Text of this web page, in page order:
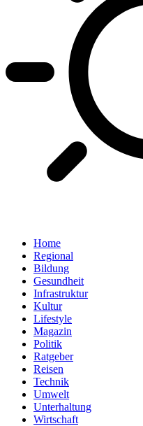
Home
Regional
Bildung
Gesundheit
Infrastruktur
Kultur
Lifestyle
Magazin
Politik
Ratgeber
Reisen
Technik
Umwelt
Unterhaltung
Wirtschaft